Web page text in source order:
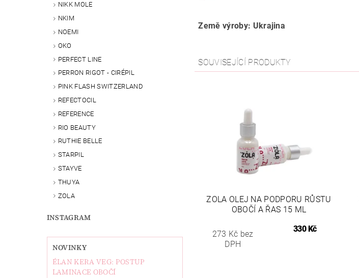
NIKK MOLE
NKIM
NOEMI
OKO
PERFECT LINE
PERRON RIGOT - CIRÉPIL
PINK FLASH SWITZERLAND
REFECTOCIL
REFERENCE
RIO BEAUTY
RUTHIE BELLE
STARPIL
STAYVE
THUYA
ZOLA
INSTAGRAM
NOVINKY
ÉLAN KERA VEG: POSTUP
LAMINACE OBOČÍ
Země výroby: Ukrajina
SOUVISEJÍCÍ PRODUKTY
ZOLA OLEJ NA PODPORU RŮSTU
OBOČÍ A ŘAS 15 ML
273 Kč bez
DPH
330 Kč